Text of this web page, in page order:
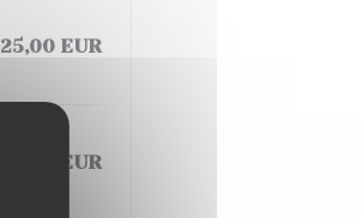
25,00 EUR
25,00 EUR